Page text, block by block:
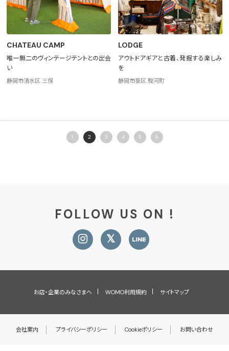
CHATEAU CAMP
唯一無二のヴィンテージテントとの出会
い
静岡市清水区 三保
LODGE
アウトドアギアと古着、発掘する楽しみ
を
静岡市葵区 駿河町
1 2 3 4 5 6
FOLLOW US ON !
お店・企業のみなさまへ WOMO利用規約 サイトマップ
会社案内 プライバシーポリシー Cookieポリシー お問い合わせ